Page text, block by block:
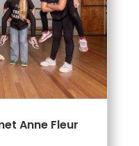
Anne Fleur